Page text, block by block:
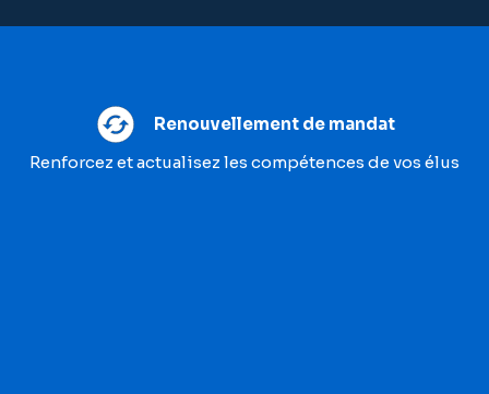
Renouvellement de mandat
Renforcez et actualisez les compétences de vos élus